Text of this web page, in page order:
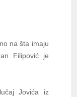
na šta imaju
Filipović je
Jovića iz